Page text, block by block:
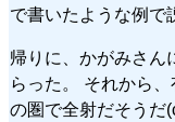
で書いたような例で
帰りに、かがみさん
らった。 それから
の圏で全射だそうだ